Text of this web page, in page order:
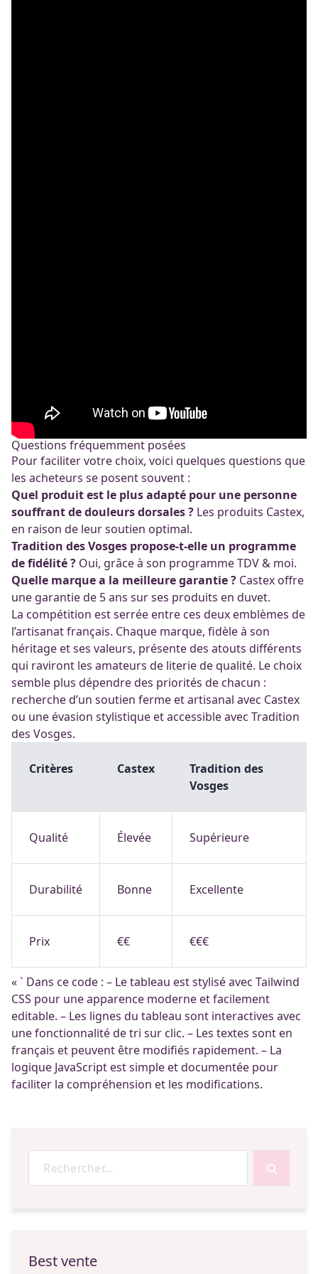
Questions fréquemment posées
Pour faciliter votre choix, voici quelques questions que
les acheteurs se posent souvent :
Quel produit est le plus adapté pour une personne
souffrant de douleurs dorsales ? Les produits Castex,
en raison de leur soutien optimal.
Tradition des Vosges propose-t-elle un programme
de fidélité ? Oui, grâce à son programme TDV & moi.
Quelle marque a la meilleure garantie ? Castex offre
une garantie de 5 ans sur ses produits en duvet.
La compétition est serrée entre ces deux emblèmes de
l’artisanat français. Chaque marque, fidèle à son
héritage et ses valeurs, présente des atouts différents
qui raviront les amateurs de literie de qualité. Le choix
semble plus dépendre des priorités de chacun :
recherche d’un soutien ferme et artisanal avec Castex
ou une évasion stylistique et accessible avec Tradition
des Vosges.
Critères Castex
Tradition des
Vosges
Qualité Élevée Supérieure
Durabilité Bonne Excellente
Prix €€ €€€
« ` Dans ce code : – Le tableau est stylisé avec Tailwind
CSS pour une apparence moderne et facilement
editable. – Les lignes du tableau sont interactives avec
une fonctionnalité de tri sur clic. – Les textes sont en
français et peuvent être modifiés rapidement. – La
logique JavaScript est simple et documentée pour
faciliter la compréhension et les modifications.
pour :
Best vente